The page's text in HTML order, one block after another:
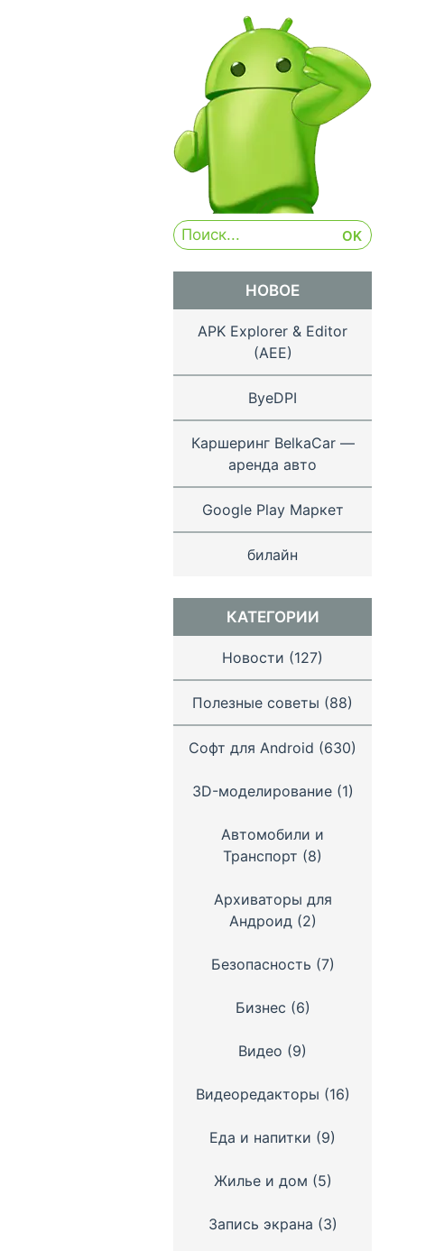
НОВОЕ
APK Explorer & Editor
(AEE)
ByeDPI
Каршеринг BelkaCar —
аренда авто
Google Play Маркет
билайн
КАТЕГОРИИ
Новости (127)
Полезные советы (88)
Софт для Android (630)
3D-моделирование(1)
Автомобили и
Транспорт (8)
Архиваторы для
Андроид(2)
Безопасность (7)
Бизнес (6)
Видео (9)
Видеоредакторы (16)
Еда и напитки (9)
Жилье и дом (5)
Запись экрана (3)